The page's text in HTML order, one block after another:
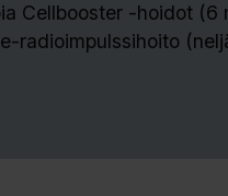
Cellbooster -hoidot (6
radioimpulssihoito